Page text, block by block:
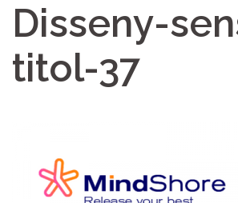
Disseny-
titol-37